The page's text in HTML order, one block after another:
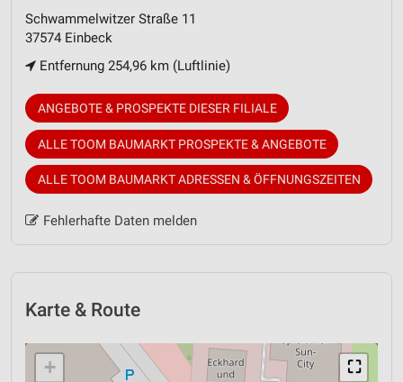
Schwammelwitzer Straße 11
37574 Einbeck
Entfernung 254,96 km (Luftlinie)
ANGEBOTE & PROSPEKTE DIESER FILIALE
ALLE TOOM BAUMARKT PROSPEKTE & ANGEBOTE
ALLE TOOM BAUMARKT ADRESSEN & ÖFFNUNGSZEITEN
Fehlerhafte Daten melden
Karte & Route
⛶
+